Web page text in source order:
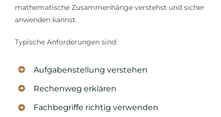
mathematische Zusammenhänge verstehst und sicher
anwenden kannst.
Typische Anforderungen sind:
Aufgabenstellung verstehen
Rechenweg erklären
Fachbegriffe richtig verwenden